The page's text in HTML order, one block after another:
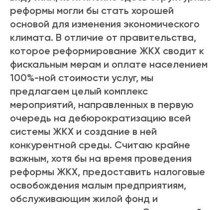
реформы могли бы стать хорошей
основой для изменения экономического
климата. В отличие от правительства,
которое реформирование ЖКХ сводит к
фискальным мерам и оплате населением
100%-ной стоимости услуг, мы
предлагаем целый комплекс
мероприятий, направленных в первую
очередь на дебюрократизацию всей
системы ЖКХ и создание в ней
конкурентной среды. Считаю крайне
важным, хотя бы на время проведения
реформы ЖКХ, предоставить налоговые
освобождения малым предприятиям,
обслуживающим жилой фонд и